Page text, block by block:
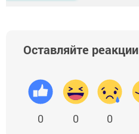
Оставляйте реакции
0 0 0